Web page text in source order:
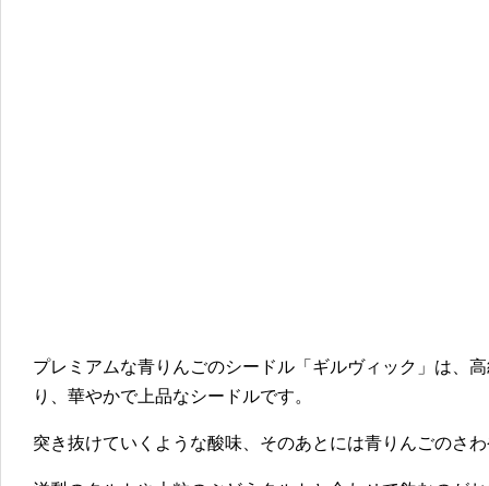
プレミアムな青りんごのシードル「ギルヴィック」は、
り、華やかで上品なシードルです。
突き抜けていくような酸味、そのあとには青りんごのさ